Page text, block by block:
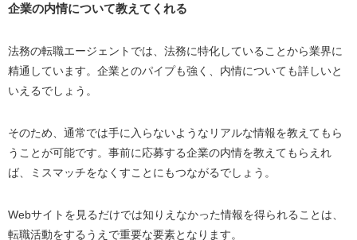
企業の内情について教えてくれる
法務の転職エージェントでは、法務に特化していることから業界に
精通しています。企業とのパイプも強く、内情についても詳しいと
いえるでしょう。
そのため、通常では手に入らないようなリアルな情報を教えてもら
うことが可能です。事前に応募する企業の内情を教えてもらえれ
ば、ミスマッチをなくすことにもつながるでしょう。
Webサイトを見るだけでは知りえなかった情報を得られることは、
転職活動をするうえで重要な要素となります。